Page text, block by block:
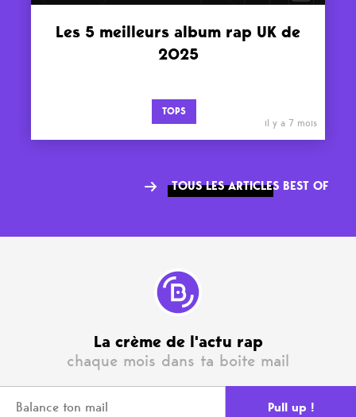
Les 5 meilleurs album rap UK de
2025
TOPS
il y a 7 mois
TOUS LES ARTICLES BEST OF
La crème de l'actu rap
chaque mois dans ta boite mail